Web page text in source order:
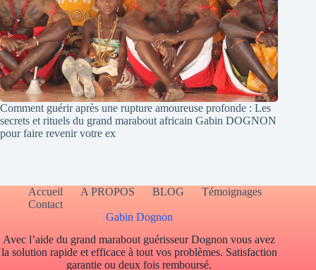
Comment guérir après une rupture amoureuse profonde : Les
secrets et rituels du grand marabout africain Gabin DOGNON
pour faire revenir votre ex
Accueil A PROPOS BLOG
Témoignages
Contact
Gabin Dognon
Avec l’aide du grand marabout guérisseur Dognon vous avez
la solution rapide et efficace à tout vos problèmes. Satisfaction
garantie ou deux fois remboursé.